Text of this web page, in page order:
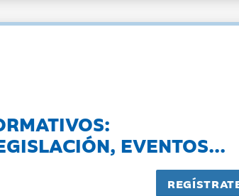
EVENTOS...